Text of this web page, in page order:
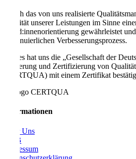
Durch das von uns realisierte
Qualität unserer Leistungen im Sinne
Kund:innenorientierung gewährleistet
kontinuierlichen Verbesserungsprozess.
Dieses hat uns die „Gesellschaft der
Förderung und Zertifizierung von
(CERTQUA) mit einem Zertifikat
Informationen
Über Uns
AGB
Impressum